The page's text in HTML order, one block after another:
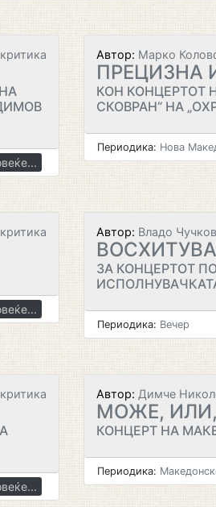
критика Автор: Марко
ПРЕЦИЗНА
КОН КОНЦЕРТОТ
СКОВРАН“ НА
Периодика: Нова
критика Автор: Владо Чучков
ЗА КОНЦЕРТОТ
Периодика: Вечер
критика Автор: Димче
МОЖЕ,
КОНЦЕРТ НА
Периодика: